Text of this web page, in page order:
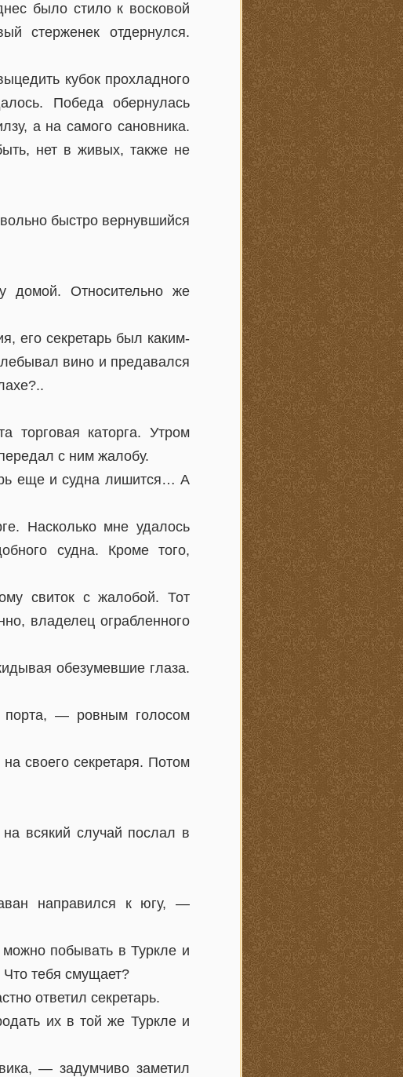
было стило к восковой
стерженек отдернулся.
кубок прохладного
Победа обернулась
а на самого сановника.
нет в живых, также не
быстро вернувшийся
домой. Относительно же
его секретарь был каким-
вино и предавался
торговая каторга. Утром
с ним жалобу.
еще и судна лишится… А
Насколько мне удалось
судна. Кроме того,
свиток с жалобой. Тот
владелец ограбленного
обезумевшие глаза.
порта, — ровным голосом
своего секретаря. Потом
всякий случай послал в
направился к югу, —
побывать в Туркле и
тебя смущает?
ответил секретарь.
их в той же Туркле и
— задумчиво заметил